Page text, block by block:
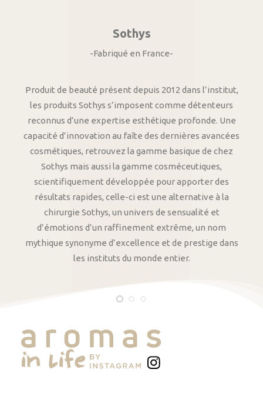
Sothys
-Fabriqué en France-
Produit de beauté présent depuis 2012 dans l’institut,
les produits Sothys s’imposent comme détenteurs
reconnus d’une expertise esthétique profonde. Une
capacité d’innovation au faîte des dernières avancées
cosmétiques, retrouvez la gamme basique de chez
Sothys mais aussi la gamme cosméceutiques,
scientifiquement développée pour apporter des
résultats rapides, celle-ci est une alternative à la
chirurgie Sothys, un univers de sensualité et
d’émotions d’un raffinement extrême, un nom
mythique synonyme d’excellence et de prestige dans
les instituts du monde entier.